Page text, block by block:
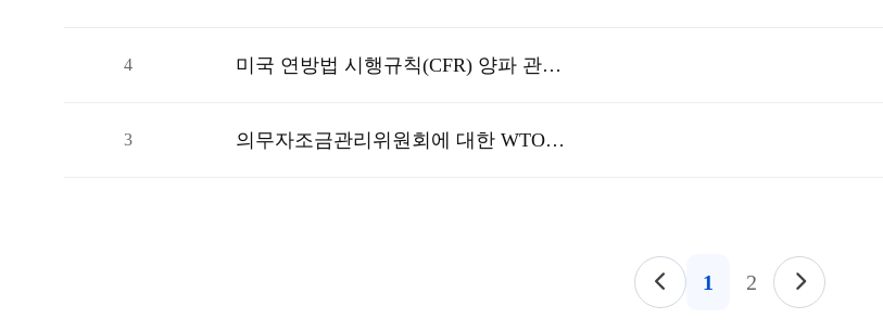
4 미국 연방법 시행규칙(CFR) 양파 관련 4개 유통명령 주요 내용(원문,번역문)
3 의무자조금관리위원회에 대한 WTO의 입장과 요구사항, 위원회의 유형 등
1 2